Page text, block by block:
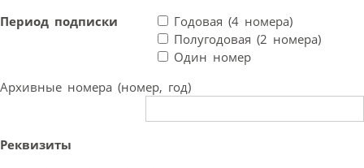
Период подписки
Годовая (4 номера)
Полугодовая (2 номера)
Один номер
Архивные номера (номер, год)
Реквизиты